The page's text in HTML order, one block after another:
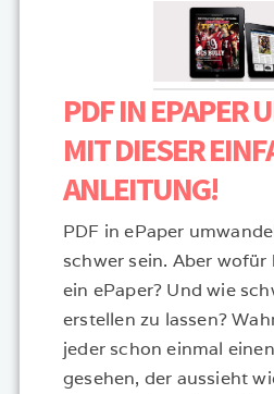
PDF IN EPAPER
MIT DIESER
ANLEITUNG!
PDF in ePaper
schwer sein. Aber
ein ePaper? Und wie
erstellen zu lassen?
jeder schon einmal
gesehen, der aussieht